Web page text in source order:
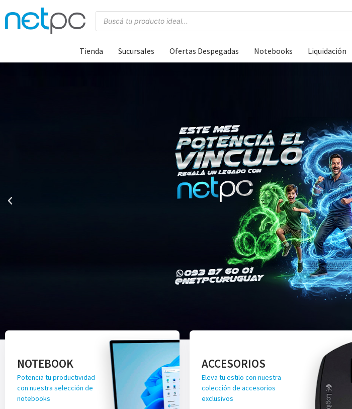
Tienda Sucursales Ofertas Despegadas Notebooks Liquidación
NOTEBOOK
Potencia tu productividad
con nuestra selección de
notebooks
ACCESORIOS
Eleva tu estilo con nuestra
colección de accesorios
exclusivos